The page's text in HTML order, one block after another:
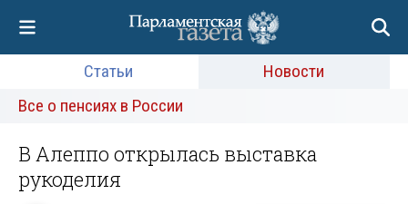
Статьи
Новости
Все о пенсиях в России
В Алеппо открылась выставка
рукоделия